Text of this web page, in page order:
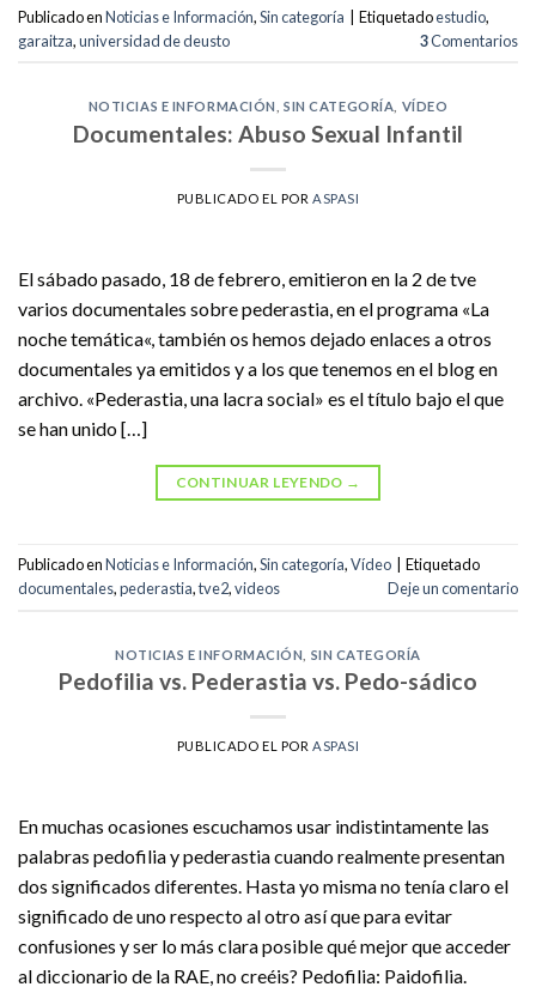
Publicado enNoticias e Información,Sin categoría | Etiquetadoestudio,
garaitza,universidad de deusto 3Comentarios
NOTICIAS E INFORMACIÓN ,SIN CATEGORÍA VÍDEO
Documentales: Abuso Sexual Infantil
PUBLICADO EL PORASPASI
El sábado pasado, 18 de febrero, emitieron en la 2 de tve
varios documentales sobre pederastia, en el programa «La
noche temática«, también os hemos dejado enlaces a otros
documentales ya emitidos y a los que tenemos en el blog en
archivo. «Pederastia, una lacra social» es el título bajo el que
se han unido […]
CONTINUAR LEYENDO →
Publicado enNoticias e Información,Sin categoría,Vídeo
Etiquetado
documentales,pederastia,tve2,videos Deje un comentario
NOTICIAS E INFORMACIÓN SIN CATEGORÍA
Pedofilia vs. Pederastia vs. Pedo-sádico
PUBLICADO EL PORASPASI
En muchas ocasiones escuchamos usar indistintamente las
palabras pedofilia y pederastia cuando realmente presentan
dos significados diferentes. Hasta yo misma no tenía claro el
significado de uno respecto al otro así que para evitar
confusiones y ser lo más clara posible qué mejor que acceder
al diccionario de la RAE, no creéis? Pedofilia: Paidofilia.